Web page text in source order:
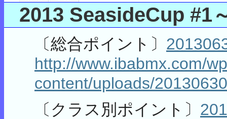
2013 SeasideCup
〔総合ポイント〕
http://www.ibabmx.com/
content/uploads/
〔クラス別ポイント〕